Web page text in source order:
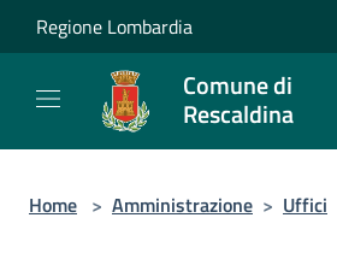
Salta al contenuto principale
Regione Lombardia
Comune di
Rescaldina
Home > Amministrazione > Uffici